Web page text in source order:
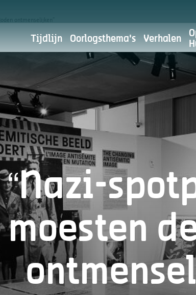
ontmenselijken”
Tijdlijn Oorlogsthema's Verhalen
“Nazi-
moesten
Cookievoorkeuren
maakt deel uit van stad Antwerpen. Voor stad
We willen dit doen met respect voor
je
Waarvoor gebruiken
De door jou meegedeelde
Antwerpen, Grote Markt 1,
Je gegevens zullen